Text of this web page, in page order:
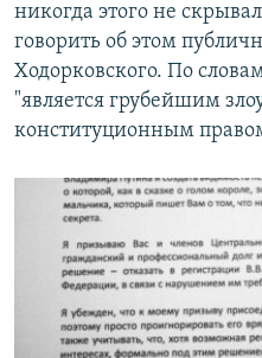
никогда этого не
говорить об этом
Ходорковского. По
"является грубейшим
конституционным